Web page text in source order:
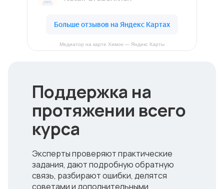
Поддержка на
протяжении всего
курса
Эксперты проверяют практические
задания, дают подробную обратную
связь, разбирают ошибки, делятся
советами и дополнительными
Медиатор на карте Химок — Яндекс Карты